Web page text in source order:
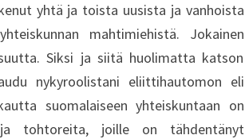
yhtä ja toista uusista ja vanhoista
mahtimiehistä. Jokainen
Siksi ja siitä huolimatta katson
nykyroolistani eliittihautomon eli
suomalaiseen yhteiskuntaan on
tohtoreita, joille on tähdentänyt